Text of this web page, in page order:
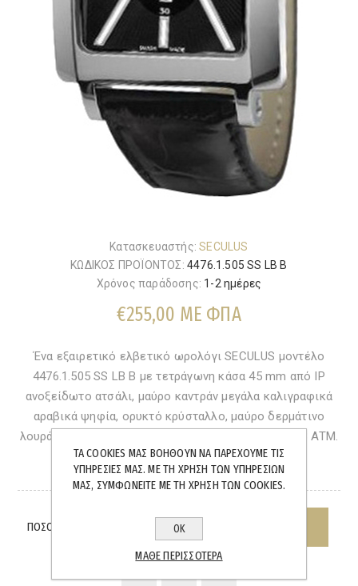
Κατασκευαστής: SECULUS
ΚΩΔΙΚΟΣ ΠΡΟΪΟΝΤΟΣ: 4476.1.505 SS LB B
Χρόνος παράδοσης: 1-2 ημέρες
€255,00 ΜΕ ΦΠΑ
Ένα εξαιρετικό ελβετικό ωρολόγι SECULUS μοντέλο
4476.1.505 SS LB B με τετράγωνη κάσα 45 mm από IP
ανοξείδωτο ατσάλι, μαύρο καντράν μεγάλα καλιγραφικά
αραβικά ψηφία, ορυκτό κρύσταλλο, μαύρο δερμάτινο
λουράκι και έξτρα μπρασιλέ mesh, στεγανοποίηση 3 ATM.
ΆΜΕΣΑ ΔΙΑΘΈΣΙΜΟ
ΠΟΣΌΤΗΤΑ:
ΤΑ COOKIES ΜΑΣ ΒΟΗΘΟΎΝ ΝΑ ΠΑΡΈΧΟΥΜΕ ΤΙΣ
ΥΠΗΡΕΣΊΕΣ ΜΑΣ. ΜΕ ΤΗ ΧΡΉΣΗ ΤΩΝ ΥΠΗΡΕΣΙΏΝ
ΜΑΣ, ΣΥΜΦΩΝΕΊΤΕ ΜΕ ΤΗ ΧΡΉΣΗ ΤΩΝ COOKIES.
ΟΚ
ΜΆΘΕ ΠΕΡΙΣΣΌΤΕΡΑ